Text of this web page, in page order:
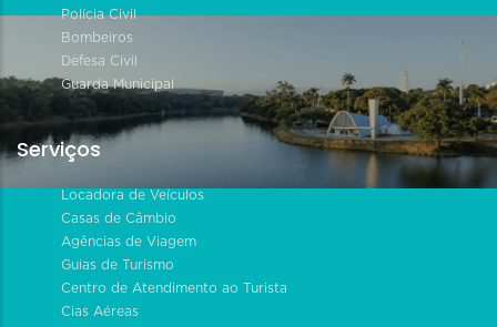
Polícia Civil
Bombeiros
Defesa Civil
Guarda Municipal
Serviços
Locadora de Veículos
Casas de Câmbio
Agências de Viagem
Guias de Turismo
Centro de Atendimento ao Turista
Cias Aéreas